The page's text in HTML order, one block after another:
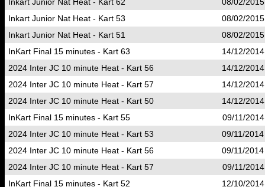
Inkart Junior Nat Heat - Kart 53
08/02/
Inkart Junior Nat Heat - Kart 51
08/02/
InKart Final 15 minutes - Kart 63
14/12/
2024 Inter JC 10 minute Heat - Kart 56
14/12/
2024 Inter JC 10 minute Heat - Kart 57
14/12/
2024 Inter JC 10 minute Heat - Kart 50
14/12/
InKart Final 15 minutes - Kart 55
09/11/
2024 Inter JC 10 minute Heat - Kart 53
09/11/
2024 Inter JC 10 minute Heat - Kart 56
09/11/
2024 Inter JC 10 minute Heat - Kart 57
09/11/
InKart Final 15 minutes - Kart 52
12/10/